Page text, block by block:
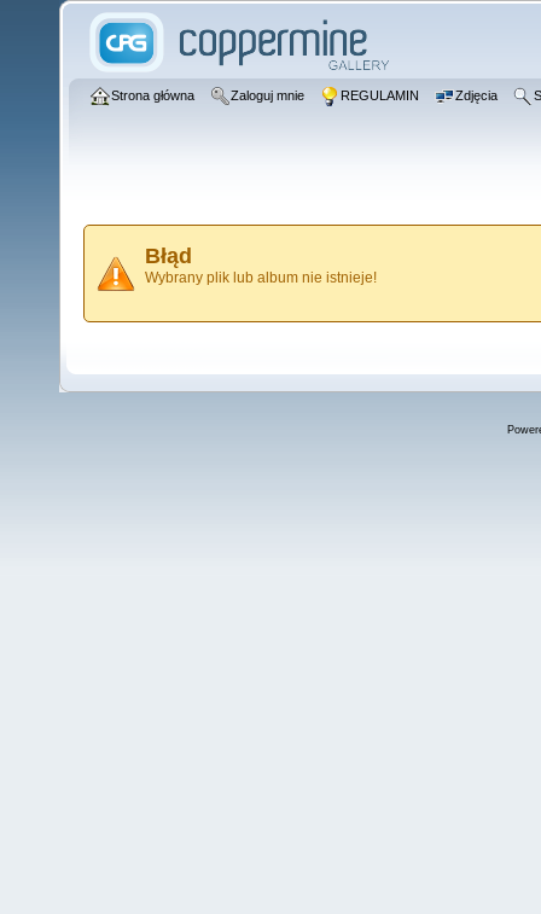
Strona główna Zaloguj mnie REGULAMIN Zdjęcia
Błąd
Wybrany plik lub album nie istnieje!